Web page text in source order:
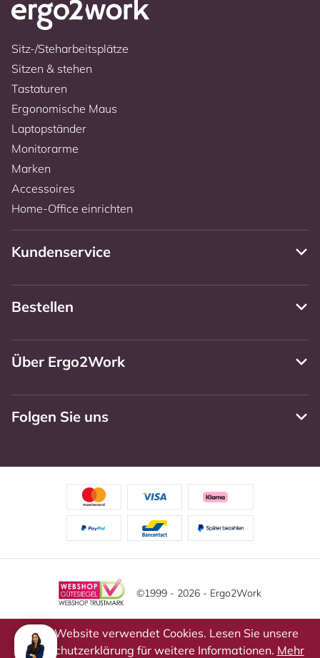
Sitz-/Steharbeitsplätze
Sitzen & stehen
Tastaturen
Ergonomische Maus
Laptopständer
Monitorarme
Marken
Accessoires
Home-Office einrichten
Kundenservice
Bestellen
Über Ergo2Work
Folgen Sie uns
©1999 - 2026 - Ergo2Work
Haftungsausschluss
Datenschutzrichtlinie
Allgemeine Geschäftsbedingungen
Cookie-Einstellungen
Diese Website verwendet Cookies. Lesen Sie unsere
Datenschutzerklärung für weitere Informationen. Mehr